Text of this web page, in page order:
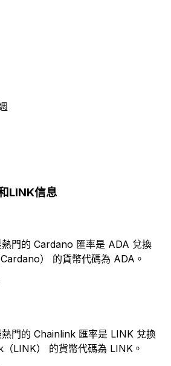
LINK信息
門的 Cardano 匯率是 ADA 兌換
） 的貨幣代碼為 ADA。
門的 Chainlink 匯率是 LINK 兌換
LINK） 的貨幣代碼為 LINK。